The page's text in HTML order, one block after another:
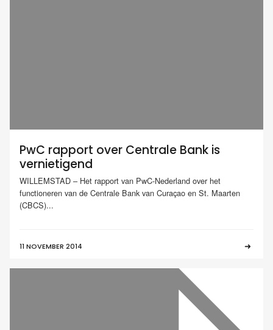
PwC rapport over Centrale Bank is
vernietigend
WILLEMSTAD – Het rapport van PwC-Nederland over het
functioneren van de Centrale Bank van Curaçao en St. Maarten
(CBCS)...
11 NOVEMBER 2014